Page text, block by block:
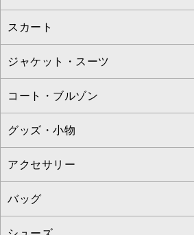
ブラウス・シャツ
ニット・セーター
カーディガン
アンサンブルセット
ベスト・ジレ
パーカー
ワンピース
ドレス
チュニック
ジャンパースカート
その他のワンピース・ドレス
すべてのパンツ
フルレングスパンツ
クロップド・半端丈パンツ
ガウチョ・ワイドパンツ
ハーフ・ショート丈パンツ
サロペット・オールインワン
スカート
すべてのスカート
ロング・マキシ丈スカート
ひざ丈スカート
ミモレ丈スカート
ショート・ミニ丈スカート
ジャケット・スーツ
すべてのジャケット・スーツ
テーラードジャケット
ノーカラージャケット
セットアップ
コート・ブルゾン
すべてのコート・ブルゾン
トレンチコート
ピーコート
グッズ・小物
すべてのグッズ・小物
マスク
アクセサリー
すべてのアクセサリー
バッグ